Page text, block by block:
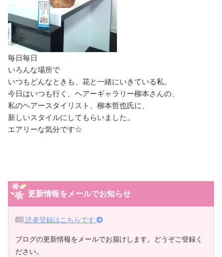
毎日毎日
いろんな場所で
いつもどんなときも、花と一緒にいきている私。
今日はいつも行く、ヘアーギャラリー柳本さんの、
私のヘアースタイリスト、柳本哲也氏に、
新しいスタイルにしてもらいました。
エアリーな気分です☆
更新情報をメールでお知らせ
読者登録はこちらです
ブログの更新情報をメールでお届けします。どうぞご登録く
ださい。